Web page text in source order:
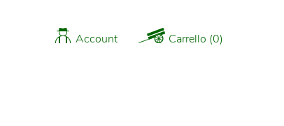
Carrello (0)
Account